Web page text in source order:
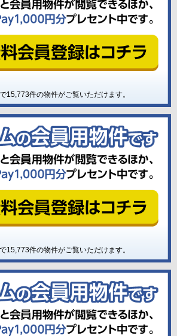
15,773件の物件がご覧いただけます。
15,773件の物件がご覧いただけます。